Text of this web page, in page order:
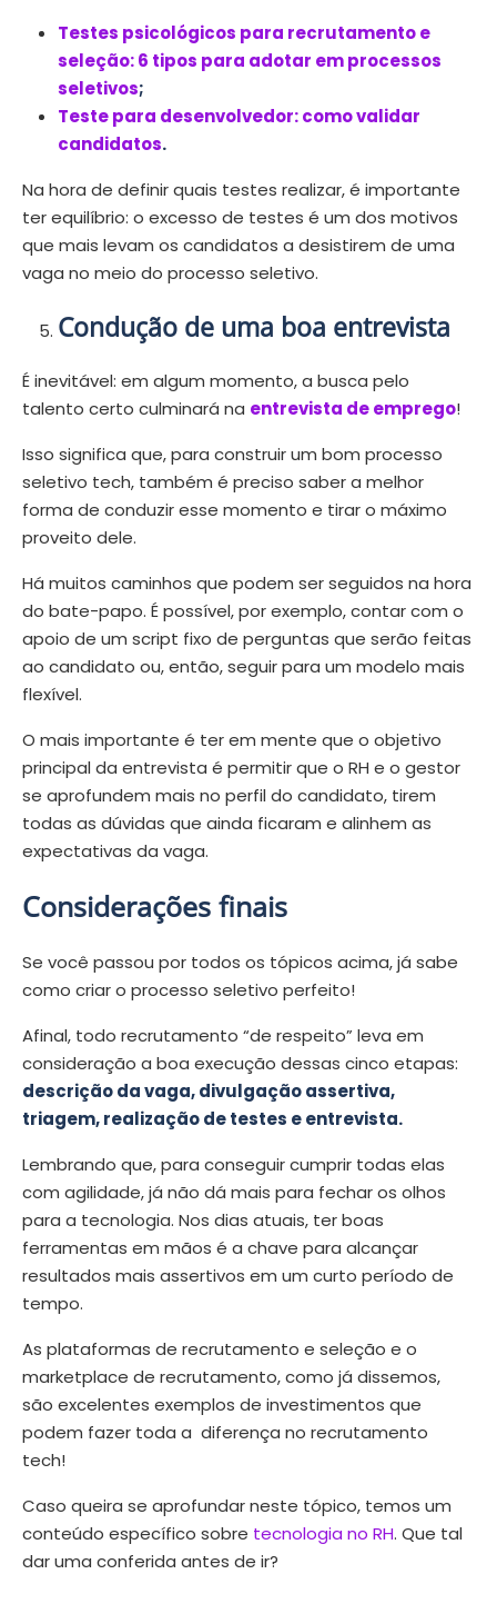
Testes psicológicos para recrutamento e
seleção: 6 tipos para adotar em processos
seletivos;
Teste para desenvolvedor: como validar
candidatos.
Na hora de definir quais testes realizar, é importante
ter equilíbrio: o excesso de testes é um dos motivos
que mais levam os candidatos a desistirem de uma
vaga no meio do processo seletivo.
Condução de uma boa entrevista
É inevitável: em algum momento, a busca pelo
talento certo culminará na entrevista de emprego!
Isso significa que, para construir um bom processo
seletivo tech, também é preciso saber a melhor
forma de conduzir esse momento e tirar o máximo
proveito dele.
Há muitos caminhos que podem ser seguidos na hora
do bate-papo. É possível, por exemplo, contar com o
apoio de um script fixo de perguntas que serão feitas
ao candidato ou, então, seguir para um modelo mais
flexível.
O mais importante é ter em mente que o objetivo
principal da entrevista é permitir que o RH e o gestor
se aprofundem mais no perfil do candidato, tirem
todas as dúvidas que ainda ficaram e alinhem as
expectativas da vaga.
Considerações finais
Se você passou por todos os tópicos acima, já sabe
como criar o processo seletivo perfeito!
Afinal, todo recrutamento “de respeito” leva em
consideração a boa execução dessas cinco etapas:
descrição da vaga, divulgação assertiva,
triagem, realização de testes e entrevista.
Lembrando que, para conseguir cumprir todas elas
com agilidade, já não dá mais para fechar os olhos
para a tecnologia. Nos dias atuais, ter boas
ferramentas em mãos é a chave para alcançar
resultados mais assertivos em um curto período de
tempo.
As plataformas de recrutamento e seleção e o
marketplace de recrutamento, como já dissemos,
são excelentes exemplos de investimentos que
podem fazer toda a diferença no recrutamento
tech!
Caso queira se aprofundar neste tópico, temos um
conteúdo específico sobre tecnologia no RH. Que tal
dar uma conferida antes de ir?